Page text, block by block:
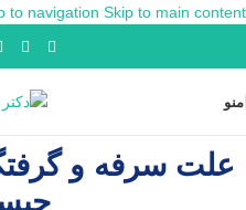
to navigation Skip to main content
منو
علت سرفه و